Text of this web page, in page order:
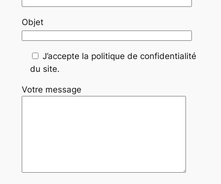
Objet
J’accepte la politique de confidentialité
du site.
Votre message